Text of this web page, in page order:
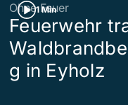
1 Min
Ohne Feuer
Feuerwehr
g in Eyholz